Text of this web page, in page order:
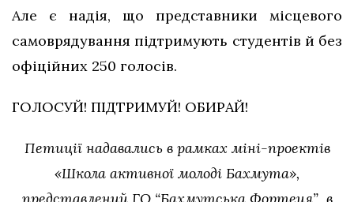
Але є надія, що представники місцевого
самоврядування підтримують студентів й без
офіційних 250 голосів.
ГОЛОСУЙ! ПІДТРИМУЙ! ОБИРАЙ!
Петиції надавались в рамках міні-проектів
«Школа активної молоді Бахмута»,